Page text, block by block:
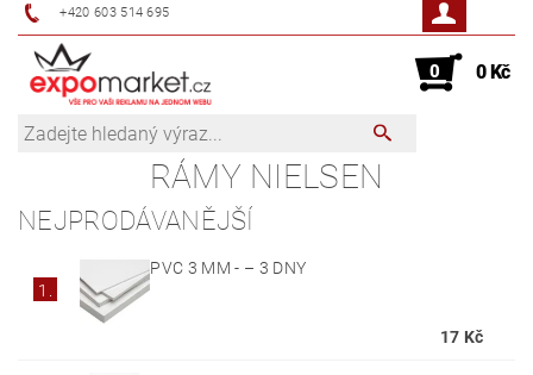
+420 603 514 695
0 0 Kč
RÁMY NIELSEN
NEJPRODÁVANĚJŠÍ
1.
PVC 3 MM - – 3 DNY
17 Kč